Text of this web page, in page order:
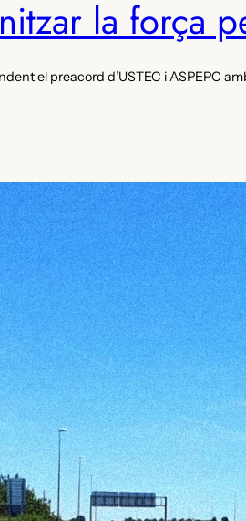
la força
el preacord d’USTEC i ASPEPC